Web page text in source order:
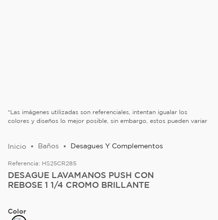
*Las imágenes utilizadas son referenciales, intentan igualar los
colores y diseños lo mejor posible, sin embargo, estos pueden variar
Baños Desagues Y Complementos
Referencia: HS25CR285
DESAGUE LAVAMANOS PUSH CON
REBOSE 1 1/4 CROMO BRILLANTE
Color